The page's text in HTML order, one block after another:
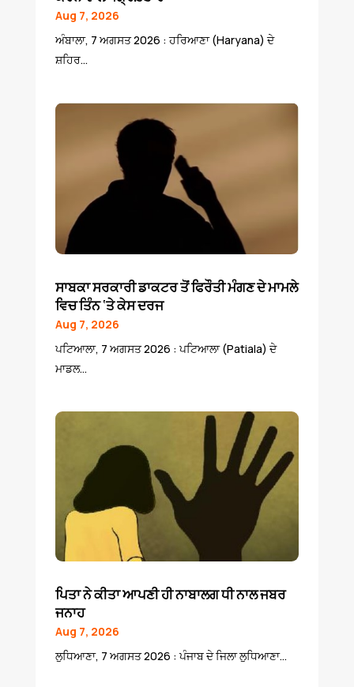
Aug 7, 2026
ਅੰਬਾਲਾ, 7 ਅਗਸਤ 2026 : ਹਰਿਆਣਾ (Haryana) ਦੇ
ਸ਼ਹਿਰ...
ਸਾਬਕਾ ਸਰਕਾਰੀ ਡਾਕਟਰ ਤੋਂ ਫਿਰੌਤੀ ਮੰਗਣ ਦੇ ਮਾਮਲੇ
ਵਿਚ ਤਿੰਨ ‘ਤੇ ਕੇਸ ਦਰਜ
Aug 7, 2026
ਪਟਿਆਲਾ, 7 ਅਗਸਤ 2026 : ਪਟਿਆਲਾ (Patiala) ਦੇ
ਮਾਡਲ...
ਪਿਤਾ ਨੇ ਕੀਤਾ ਆਪਣੀ ਹੀ ਨਾਬਾਲਗ ਧੀ ਨਾਲ ਜਬਰ
ਜਨਾਹ
Aug 7, 2026
ਲੁਧਿਆਣਾ, 7 ਅਗਸਤ 2026 : ਪੰਜਾਬ ਦੇ ਜਿਲਾ ਲੁਧਿਆਣਾ...